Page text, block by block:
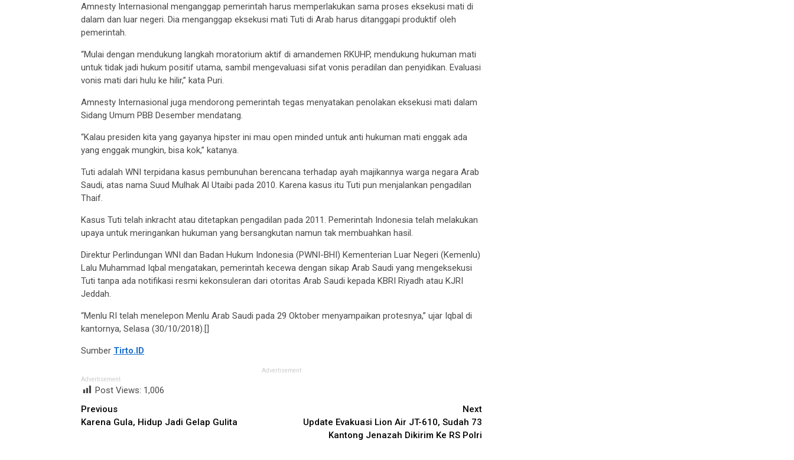
Amnesty Internasional menganggap pemerintah harus memperlakukan sama proses eksekusi mati di
dalam dan luar negeri. Dia menganggap eksekusi mati Tuti di Arab harus ditanggapi produktif oleh
pemerintah.
“Mulai dengan mendukung langkah moratorium aktif di amandemen RKUHP, mendukung hukuman mati
untuk tidak jadi hukum positif utama, sambil mengevaluasi sifat vonis peradilan dan penyidikan. Evaluasi
vonis mati dari hulu ke hilir,” kata Puri.
Amnesty Internasional juga mendorong pemerintah tegas menyatakan penolakan eksekusi mati dalam
Sidang Umum PBB Desember mendatang.
“Kalau presiden kita yang gayanya hipster ini mau open minded untuk anti hukuman mati enggak ada
yang enggak mungkin, bisa kok,” katanya.
Tuti adalah WNI terpidana kasus pembunuhan berencana terhadap ayah majikannya warga negara Arab
Saudi, atas nama Suud Mulhak Al Utaibi pada 2010. Karena kasus itu Tuti pun menjalankan pengadilan
Thaif.
Kasus Tuti telah inkracht atau ditetapkan pengadilan pada 2011. Pemerintah Indonesia telah melakukan
upaya untuk meringankan hukuman yang bersangkutan namun tak membuahkan hasil.
Direktur Perlindungan WNI dan Badan Hukum Indonesia (PWNI-BHI) Kementerian Luar Negeri (Kemenlu)
Lalu Muhammad Iqbal mengatakan, pemerintah kecewa dengan sikap Arab Saudi yang mengeksekusi
Tuti tanpa ada notifikasi resmi kekonsuleran dari otoritas Arab Saudi kepada KBRI Riyadh atau KJRI
Jeddah.
“Menlu RI telah menelepon Menlu Arab Saudi pada 29 Oktober menyampaikan protesnya,” ujar Iqbal di
kantornya, Selasa (30/10/2018).[]
Sumber Tirto.ID
Advertisement
Advertisement
Post Views: 1,006
Continue
Reading
Previous
Karena Gula, Hidup Jadi Gelap Gulita
Next
Update Evakuasi Lion Air JT-610, Sudah 73
Kantong Jenazah Dikirim Ke RS Polri